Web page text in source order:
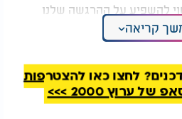
להשפיע על ההרגשה שלנו
הונס. "אם אוכלים ארוחת
עייפים יותר לעומת
עשויה להשפיע בעקיפין על
קריאה
לחצו כאן להצטרפות
ערוץ 2000 >>>